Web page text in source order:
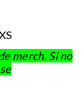
merch. Si no